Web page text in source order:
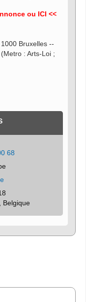
ou ICI <<
Bruxelles --
: Arts-Loi ;
68
Belgique